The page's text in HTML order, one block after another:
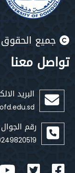
الحقوق
معنا
البريد الالكتروني
رقم الجوال
00249820519